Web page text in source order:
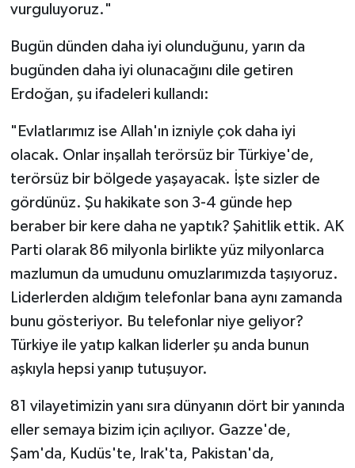
vurguluyoruz."
Bugün dünden daha iyi olunduğunu, yarın da
bugünden daha iyi olunacağını dile getiren
Erdoğan, şu ifadeleri kullandı:
"Evlatlarımız ise Allah'ın izniyle çok daha iyi
olacak. Onlar inşallah terörsüz bir Türkiye'de,
terörsüz bir bölgede yaşayacak. İşte sizler de
gördünüz. Şu hakikate son 3-4 günde hep
beraber bir kere daha ne yaptık? Şahitlik ettik. AK
Parti olarak 86 milyonla birlikte yüz milyonlarca
mazlumun da umudunu omuzlarımızda taşıyoruz.
Liderlerden aldığım telefonlar bana aynı zamanda
bunu gösteriyor. Bu telefonlar niye geliyor?
Türkiye ile yatıp kalkan liderler şu anda bunun
aşkıyla hepsi yanıp tutuşuyor.
81 vilayetimizin yanı sıra dünyanın dört bir yanında
eller semaya bizim için açılıyor. Gazze'de,
Şam'da, Kudüs'te, Irak'ta, Pakistan'da,